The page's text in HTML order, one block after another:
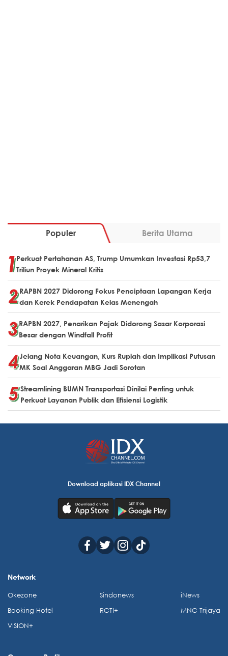
Populer Berita Utama
Perkuat Pertahanan AS, Trump Umumkan Investasi Rp53,7
Triliun Proyek Mineral Kritis
RAPBN 2027 Didorong Fokus Penciptaan Lapangan Kerja
dan Kerek Pendapatan Kelas Menengah
RAPBN 2027, Penarikan Pajak Didorong Sasar Korporasi
Besar dengan Windfall Profit
Jelang Nota Keuangan, Kurs Rupiah dan Implikasi Putusan
MK Soal Anggaran MBG Jadi Sorotan
Streamlining BUMN Transportasi Dinilai Penting untuk
Perkuat Layanan Publik dan Efisiensi Logistik
Download aplikasi IDX Channel
Network
Okezone
Booking Hotel
VISION+
Sindonews
RCTI+
iNews
MNC Trijaya